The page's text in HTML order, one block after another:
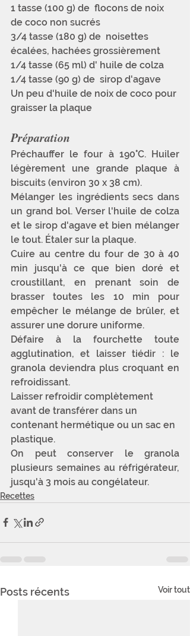
1 tasse (100 g) de  flocons de noix
de coco non sucrés
3/4 tasse (180 g) de  noisettes
écalées, hachées grossièrement
1/4 tasse (65 ml) d' huile de colza
1/4 tasse (90 g) de  sirop d'agave
Un peu d'huile de noix de coco pour
graisser la plaque
Préparation
Préchauffer le four à 190°C. Huiler
légèrement une grande plaque à
biscuits (environ 30 x 38 cm).
Mélanger les ingrédients secs dans
un grand bol. Verser l'huile de colza
et le sirop d'agave et bien mélanger
le tout. Étaler sur la plaque.
Cuire au centre du four de 30 à 40
min jusqu'à ce que bien doré et
croustillant, en prenant soin de
brasser toutes les 10 min pour
empêcher le mélange de brûler, et
assurer une dorure uniforme.
Défaire à la fourchette toute
agglutination, et laisser tiédir : le
granola deviendra plus croquant en
refroidissant.
Laisser refroidir complètement
avant de transférer dans un
contenant hermétique ou un sac en
plastique.
On peut conserver le granola
plusieurs semaines au réfrigérateur,
jusqu'à 3 mois au congélateur.
Recettes
Posts récents Voir tout